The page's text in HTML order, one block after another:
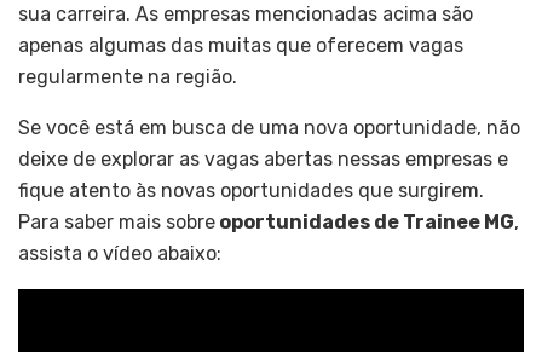
sua carreira. As empresas mencionadas acima são
apenas algumas das muitas que oferecem vagas
regularmente na região.
Se você está em busca de uma nova oportunidade, não
deixe de explorar as vagas abertas nessas empresas e
fique atento às novas oportunidades que surgirem.
Para saber mais sobre oportunidades de Trainee MG,
assista o vídeo abaixo: